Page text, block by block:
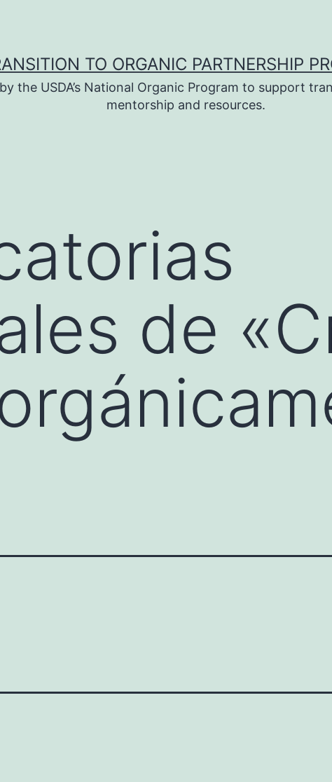
TO ORGANIC PARTNERSHIP
the USDA’s National Organic Program to support
mentorship and resources.
de